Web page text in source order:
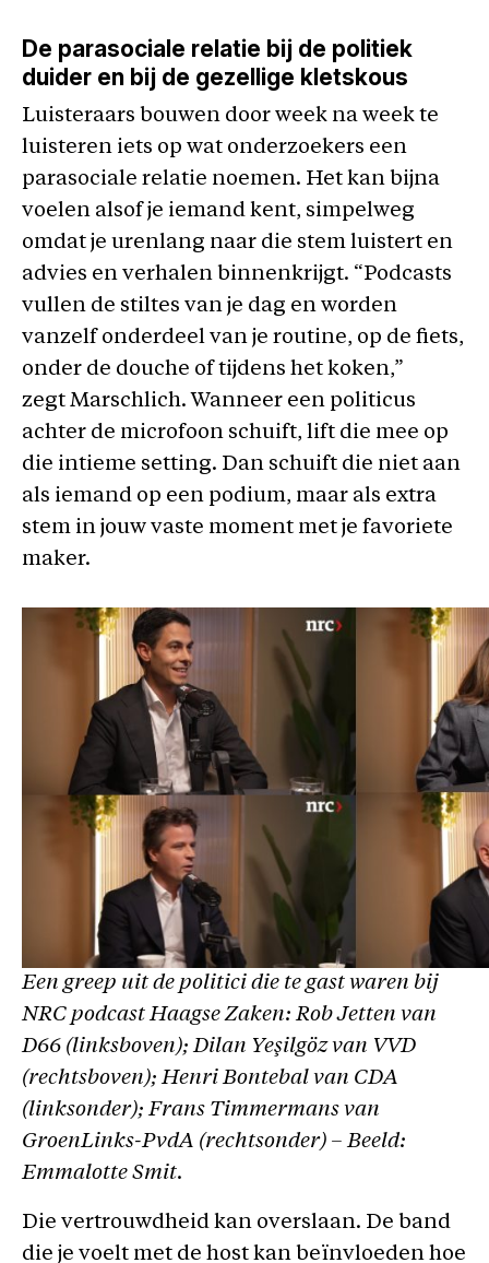
De parasociale relatie bij de politiek
duider en bij de gezellige kletskous
Luisteraars bouwen door week na week te
luisteren iets op wat onderzoekers een
parasociale relatie noemen. Het kan bijna
voelen alsof je iemand kent, simpelweg
omdat je urenlang naar die stem luistert en
advies en verhalen binnenkrijgt. “Podcasts
vullen de stiltes van je dag en worden
vanzelf onderdeel van je routine, op de fiets,
onder de douche of tijdens het koken,”
zegt Marschlich. Wanneer een politicus
achter de microfoon schuift, lift die mee op
die intieme setting. Dan schuift die niet aan
als iemand op een podium, maar als extra
stem in jouw vaste moment met je favoriete
maker.
Een greep uit de politici die te gast waren bij
NRC podcastHaagse Zaken: Rob Jetten van
D66 (linksboven); Dilan Yeşilgöz van VVD
(rechtsboven); Henri Bontebal van CDA
(linksonder); Frans Timmermans van
GroenLinks-PvdA (rechtsonder) – Beeld:
Emmalotte Smit.
Die vertrouwdheid kan overslaan. De band
die je voelt met de host kan beïnvloeden hoe